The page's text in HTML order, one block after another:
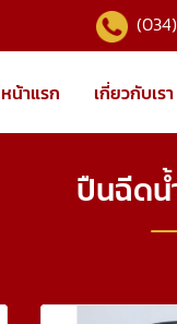
หน้าแรก เกี่ยวกับเรา
ปืนฉีดน้